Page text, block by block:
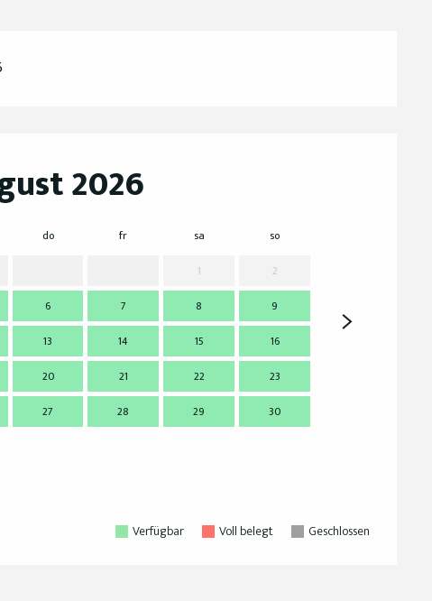
2026
do fr sa
so
1
2
6 7 8
9
13 14 15
16
20 21 22
23
27 28 29
30
Verfügbar Voll belegt Geschlossen